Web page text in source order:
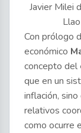
Javier Milei
Con prólogo
económico
concepto del
que en un
inflación,
relativos
como ocurre